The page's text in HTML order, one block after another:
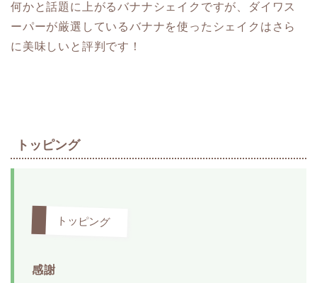
何かと話題に上がるバナナシェイクですが、ダイワス
ーパーが厳選しているバナナを使ったシェイクはさら
に美味しいと評判です！
トッピング
トッピング
感謝